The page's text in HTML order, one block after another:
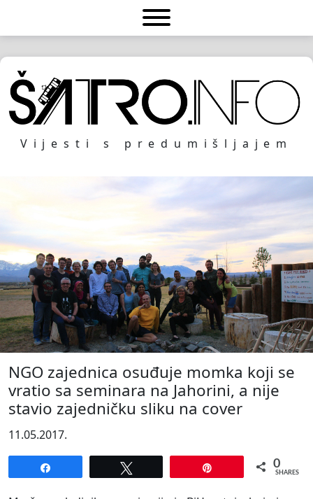
Vijesti s predumišljajem
NGO zajednica osuđuje momka koji se
vratio sa seminara na Jahorini, a nije
stavio zajedničku sliku na cover
11.05.2017.
0
SHARES